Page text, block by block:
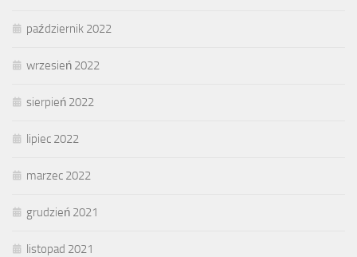
październik 2022
wrzesień 2022
sierpień 2022
lipiec 2022
marzec 2022
grudzień 2021
listopad 2021